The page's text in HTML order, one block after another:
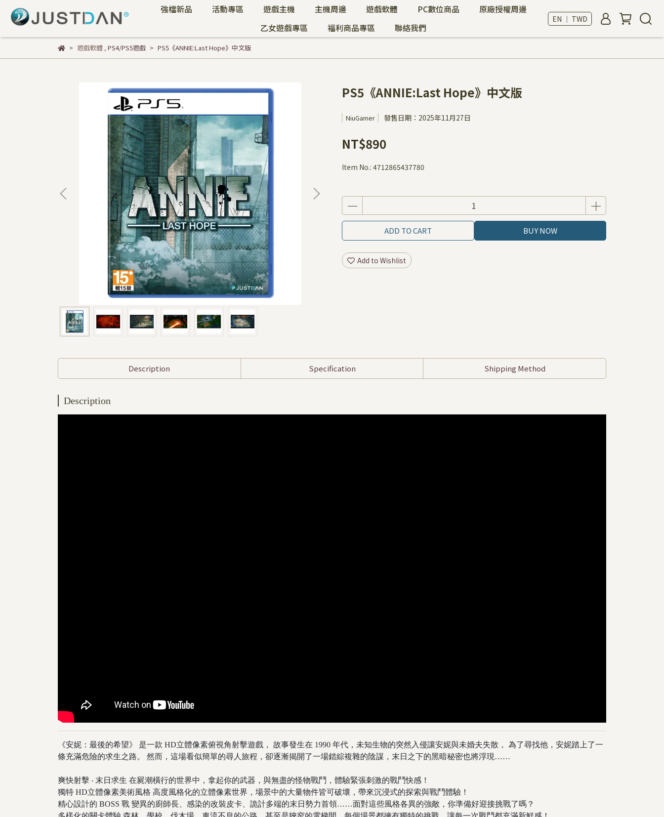
強檔新品 活動專區 遊戲主機 主機周邊 遊戲軟體 PC數位商品
原廠授權周邊
乙女遊戲專區
福利商品專區 聯絡我們
EN ｜ TWD
遊戲軟體, PS4/PS5遊戲 PS5《ANNIE:Last Hope》中文版
PS5《ANNIE:Last Hope》中文版
NiuGamer 發售日期：2025年11月27日
NT$890
Item No.: 4712865437780
ADD TO CART BUY NOW
Add to Wishlist
Description Specification Shipping Method
Description
《安妮：最後的希望》 是一款 HD立體像素俯視角射擊遊戲， 故事發生在 1990 年代，未知生物的突然入侵讓安妮與未婚夫失散， 為了尋找他，安妮踏上了一
條充滿危險的求生之路。 然而，這場看似簡單的尋人旅程，卻逐漸揭開了一場錯綜複雜的陰謀，末日之下的黑暗秘密也將浮現……
爽快射擊 ‧ 末日求生 在屍潮橫行的世界中，拿起你的武器，與無盡的怪物戰鬥，體驗緊張刺激的戰鬥快感！
獨特 HD立體像素美術風格 高度風格化的立體像素世界，場景中的大量物件皆可破壞，帶來沉浸式的探索與戰鬥體驗！
精心設計的 BOSS 戰 變異的廚師長、感染的改裝皮卡、詭計多端的末日勢力首領……面對這些風格各異的強敵，你準備好迎接挑戰了嗎？